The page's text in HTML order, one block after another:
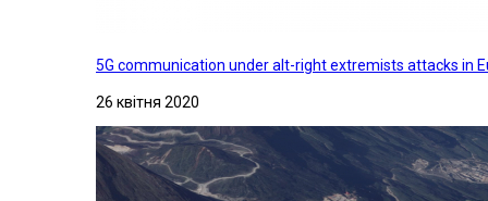
5G communication under alt-right extremists attacks in
26 квітня 2020